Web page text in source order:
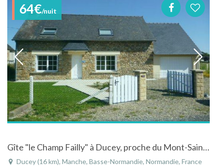
64€/nuit
Gîte "le Champ Failly" à Ducey, proche du Mont-Saint-Michel, en Basse-Normandie
Ducey (16 km), Manche, Basse-Normandie, Normandie, France